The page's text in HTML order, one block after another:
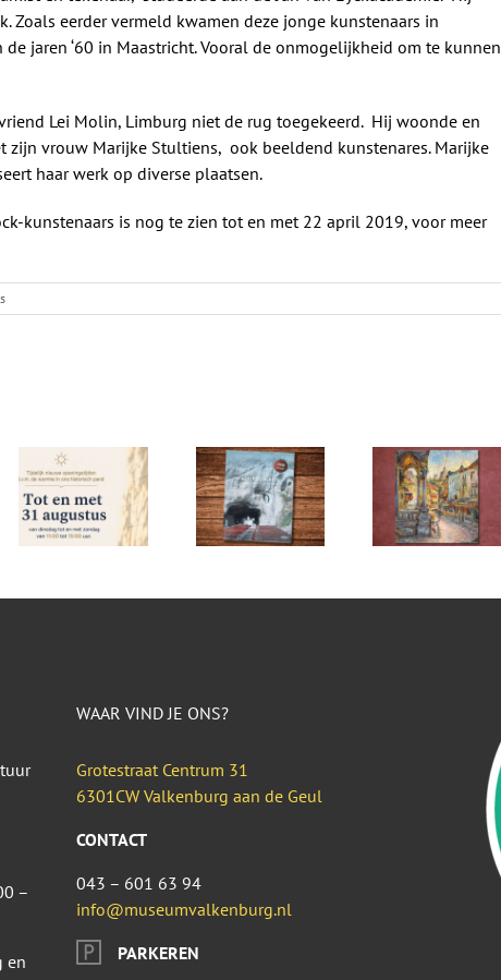
Zoals eerder vermeld kwamen deze jonge kunstenaars in
jaren ‘60 in Maastricht. Vooral de onmogelijkheid om te kunnen
Lei Molin, Limburg niet de rug toegekeerd. Hij woonde en
zijn vrouw Marijke Stultiens, ook beeldend kunstenares. Marijke
haar werk op diverse plaatsen.
kunstenaars is nog te zien tot en met 22 april 2019, voor meer
–
en
WAAR VIND JE ONS?
Grotestraat Centrum 31
6301CW Valkenburg aan de Geul
CONTACT
043 – 601 63 94
info@museumvalkenburg.nl
PARKEREN